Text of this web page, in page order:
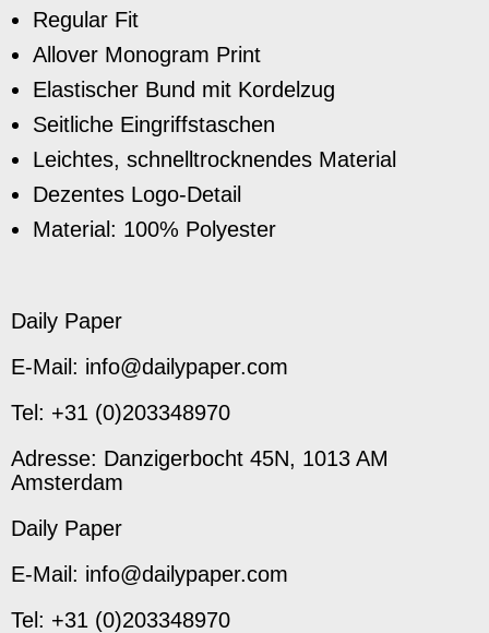
Regular Fit
Allover Monogram Print
Elastischer Bund mit Kordelzug
Seitliche Eingriffstaschen
Leichtes, schnelltrocknendes Material
Dezentes Logo-Detail
Material: 100% Polyester
Daily Paper
E-Mail: info@dailypaper.com
Tel: +31 (0)203348970
Adresse: Danzigerbocht 45N, 1013 AM
Amsterdam
Daily Paper
E-Mail: info@dailypaper.com
Tel: +31 (0)203348970